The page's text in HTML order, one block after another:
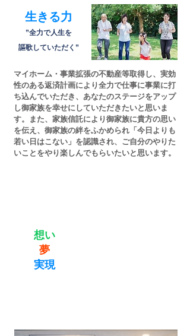
生きる力
​”全力で人生を
謳歌していただく”
マイホーム・事業拡張の不動産等取得し、実効
性のある返済計画により全力で仕事に事業に打
ち込んでいただき、あなたのステージをアップ
し御家族を幸せにしていただきたいと思いま
す。また、家族信託により御家族に貴方の思い
を伝え、御家族の絆をふかめられ「今日よりも
若い日はこない」を認識され、ご自分のやりた
いことをやり楽しんでもらいたいと思います。
想い”
夢”
実現へ